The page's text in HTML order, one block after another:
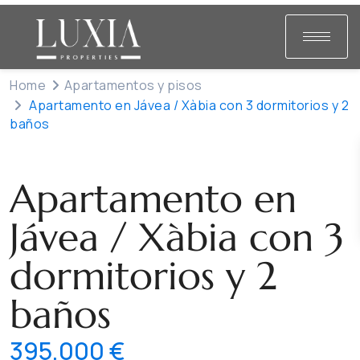
Home
Apartamentos y pisos
Apartamento en Jávea / Xàbia con 3 dormitorios y 2
baños
Apartamento en
Jávea / Xàbia con 3
dormitorios y 2
baños
395,000 €